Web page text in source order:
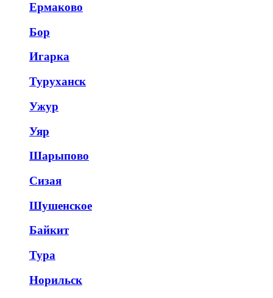
Ермаково
Бор
Игарка
Туруханск
Ужур
Уяр
Шарыпово
Сизая
Шушенское
Байкит
Тура
Норильск